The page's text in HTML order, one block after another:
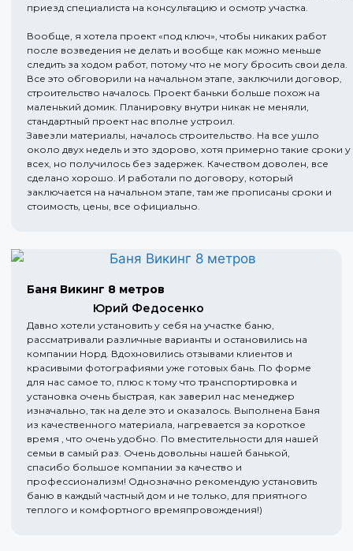
приезд специалиста на консультацию и осмотр участка.
Вообще, я хотела проект «под ключ», чтобы никаких работ
после возведения не делать и вообще как можно меньше
следить за ходом работ, потому что не могу бросить свои дела.
Все это обговорили на начальном этапе, заключили договор,
строительство началось. Проект баньки больше похож на
маленький домик. Планировку внутри никак не меняли,
стандартный проект нас вполне устроил.
Завезли материалы, началось строительство. На все ушло
около двух недель и это здорово, хотя примерно такие сроки у
всех, но получилось без задержек. Качеством доволен, все
сделано хорошо. И работали по договору, который
заключается на начальном этапе, там же прописаны сроки и
стоимость, цены, все официально.
Баня Викинг 8 метров
Юрий Федосенко
Давно хотели установить у себя на участке баню,
рассматривали различные варианты и остановились на
компании Норд. Вдохновились отзывами клиентов и
красивыми фотографиями уже готовых бань. По форме
для нас самое то, плюс к тому что транспортировка и
установка очень быстрая, как заверил нас менеджер
изначально, так на деле это и оказалось. Выполнена Баня
из качественного материала, нагревается за короткое
время , что очень удобно. По вместительности для нашей
семьи в самый раз. Очень довольны нашей банькой,
спасибо большое компании за качество и
профессионализм! Однозначно рекомендую установить
баню в каждый частный дом и не только, для приятного
теплого и комфортного времяпровождения!)